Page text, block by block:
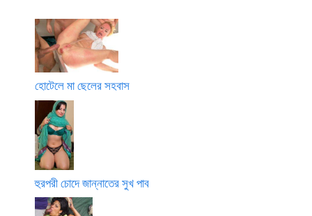
হোটেলে মা ছেলের সহবাস
হুরপরী চোদে জান্নাতের সুখ পাব